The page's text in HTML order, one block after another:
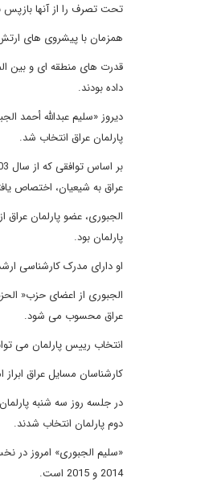
تحت تصرف را از آنها بازپس
همزمان با پیشروی های
قدرت های منطقه ای و بین
داده بودند.
پارلمان عراق انتخاب شد.
عراق به شیعیان، اختصاص
پارلمان بود.
او دارای مدرک کارشناسی
عراق محسوب می شود.
انتخاب رییس پارلمان می
کارشناسان مسایل عراق
در جلسه روز سه شنبه
دوم پارلمان انتخاب شدند.
«سلیم الجبوری» امروز در
2014 و 2015 است.